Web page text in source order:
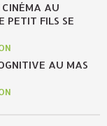
CINÉMA AU
PETIT FILS SE
AU MAS